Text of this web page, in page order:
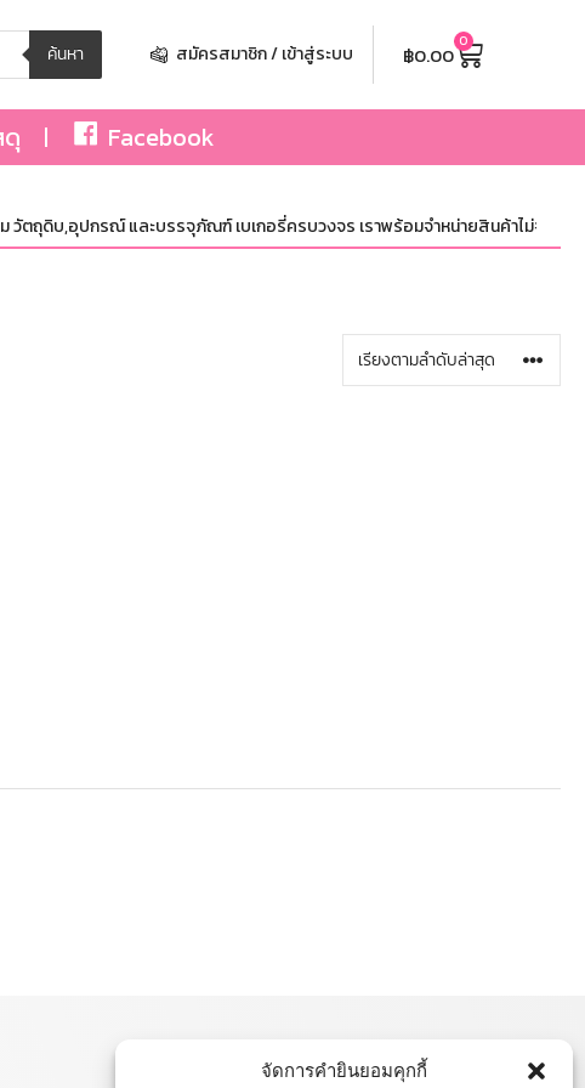
จัดการคำยินยอมคุกกี้
ค้นหา สมัครสมาชิก / เข้าสู่ระบบ ฿0.00 0
Facebook
ตถุดิบ,อุปกรณ์ และบรรจุภัณฑ์ เบเกอรี่ครบวงจร เราพร้อมจำหน่ายสินค้าไม่จำกัดจ